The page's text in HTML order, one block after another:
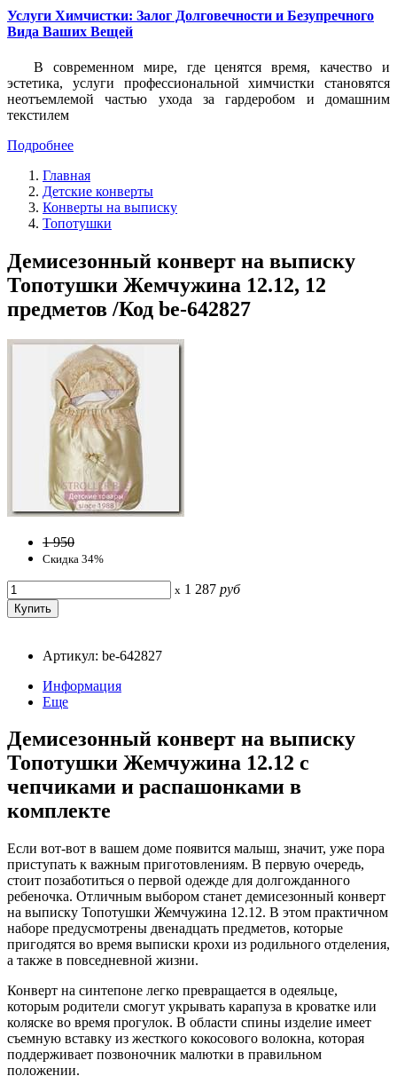
Услуги Химчистки: Залог Долговечности и Безупречного
Вида Ваших Вещей
В современном мире, где ценятся время, качество и
эстетика, услуги профессиональной химчистки становятся
неотъемлемой частью ухода за гардеробом и домашним
текстилем
Подробнее
Главная
Детские конверты
Конверты на выписку
Топотушки
Демисезонный конверт на выписку
Топотушки Жемчужина 12.12, 12
предметов /Код be-642827
1 950
Скидка 34%
x 1 287 руб
Артикул: be-642827
Информация
Еще
Демисезонный конверт на выписку
Топотушки Жемчужина 12.12 с
чепчиками и распашонками в
комплекте
Если вот-вот в вашем доме появится малыш, значит, уже пора
приступать к важным приготовлениям. В первую очередь,
стоит позаботиться о первой одежде для долгожданного
ребеночка. Отличным выбором станет демисезонный конверт
на выписку Топотушки Жемчужина 12.12. В этом практичном
наборе предусмотрены двенадцать предметов, которые
пригодятся во время выписки крохи из родильного отделения,
а также в повседневной жизни.
Конверт на синтепоне легко превращается в одеяльце,
которым родители смогут укрывать карапуза в кроватке или
коляске во время прогулок. В области спины изделие имеет
съемную вставку из жесткого кокосового волокна, которая
поддерживает позвоночник малютки в правильном
положении.